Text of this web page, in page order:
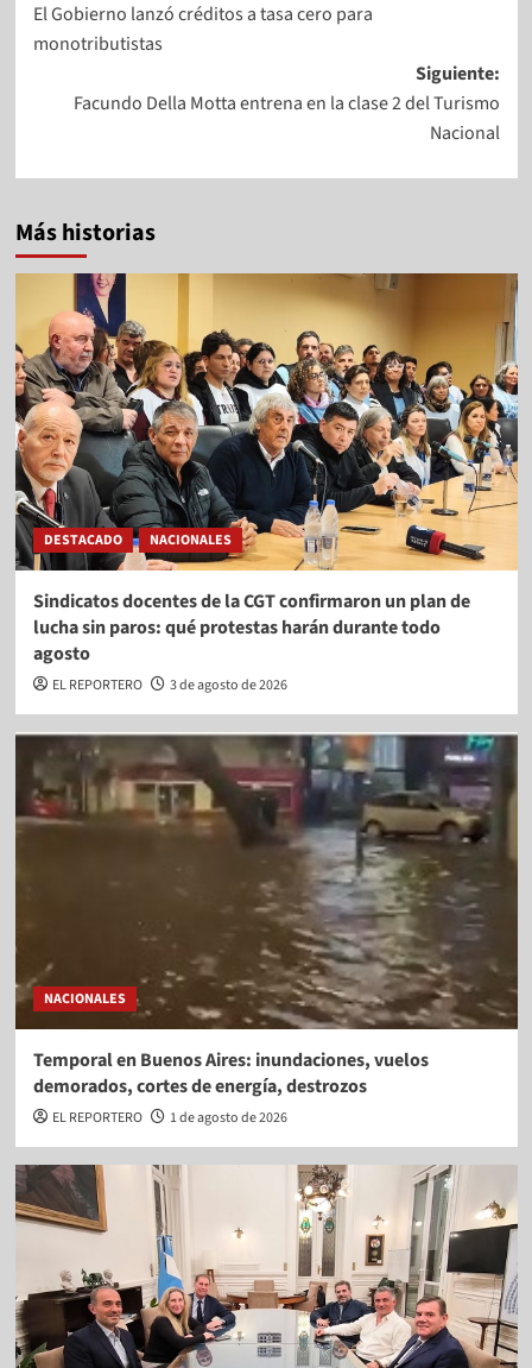
El Gobierno lanzó créditos a tasa cero para
monotributistas
Siguiente:
Facundo Della Motta entrena en la clase 2 del Turismo
Nacional
Más historias
DESTACADO NACIONALES
Sindicatos docentes de la CGT confirmaron un plan de
lucha sin paros: qué protestas harán durante todo
agosto
EL REPORTERO 3 de agosto de 2026
NACIONALES
Temporal en Buenos Aires: inundaciones, vuelos
demorados, cortes de energía, destrozos
EL REPORTERO 1 de agosto de 2026